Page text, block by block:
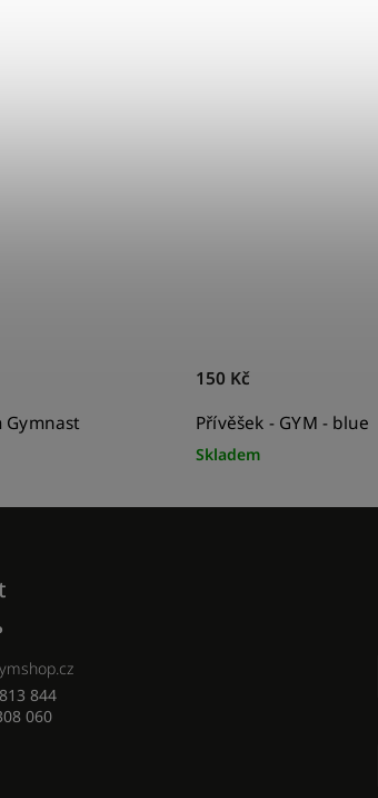
Gymnast
Přívěšek - GYM - blue
Skladem
150 Kč
844
060